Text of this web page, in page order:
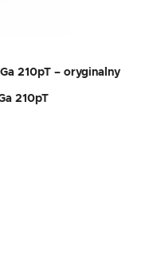
210pT – oryginalny
210pT